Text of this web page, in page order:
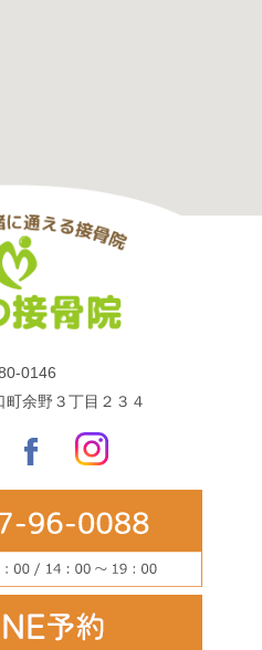
0146
余野３丁目２３４